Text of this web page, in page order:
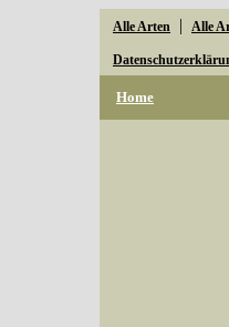
Alle Arten | Alle
Home